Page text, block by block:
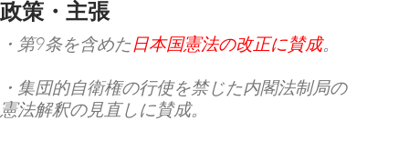
政策・主張
・第9条を含めた日本国憲法の改正に賛成。
・集団的自衛権の行使を禁じた内閣法制局の
憲法解釈の見直しに賛成。